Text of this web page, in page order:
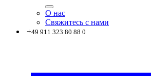
О нас
Свяжитесь с нами
+49 911 323 80 88 0